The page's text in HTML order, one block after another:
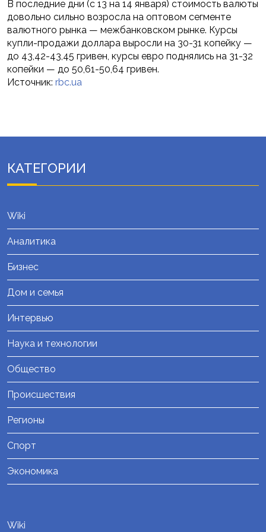
В последние дни (с 13 на 14 января) стоимость валюты
довольно сильно возросла на оптовом сегменте
валютного рынка — межбанковском рынке. Курсы
купли-продажи доллара выросли на 30-31 копейку —
до 43,42-43,45 гривен, курсы евро поднялись на 31-32
копейки — до 50,61-50,64 гривен.
Источник: rbc.ua
КАТЕГОРИИ
Wiki
Аналитика
Бизнес
Дом и семья
Интервью
Наука и технологии
Общество
Происшествия
Регионы
Спорт
Экономика
Wiki